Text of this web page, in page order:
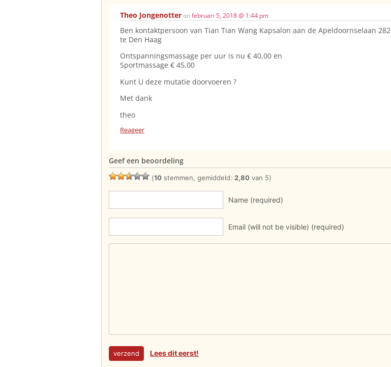
Theo Jongenotteronfebruari 5, 2018 @ 1:44 pm
Ben kontaktpersoon van Tian Tian Wang Kapsalon aan de Apeldoornselaan 282
te Den Haag
Ontspanningsmassage per uur is nu € 40,00 en
Sportmassage € 45,00
Kunt U deze mutatie doorvoeren ?
Met dank
theo
Reageer
Geef een beoordeling
(10 stemmen, gemiddeld: 2,80 van 5)
Name (required)
Email (will not be visible) (required)
Lees dit eerst!